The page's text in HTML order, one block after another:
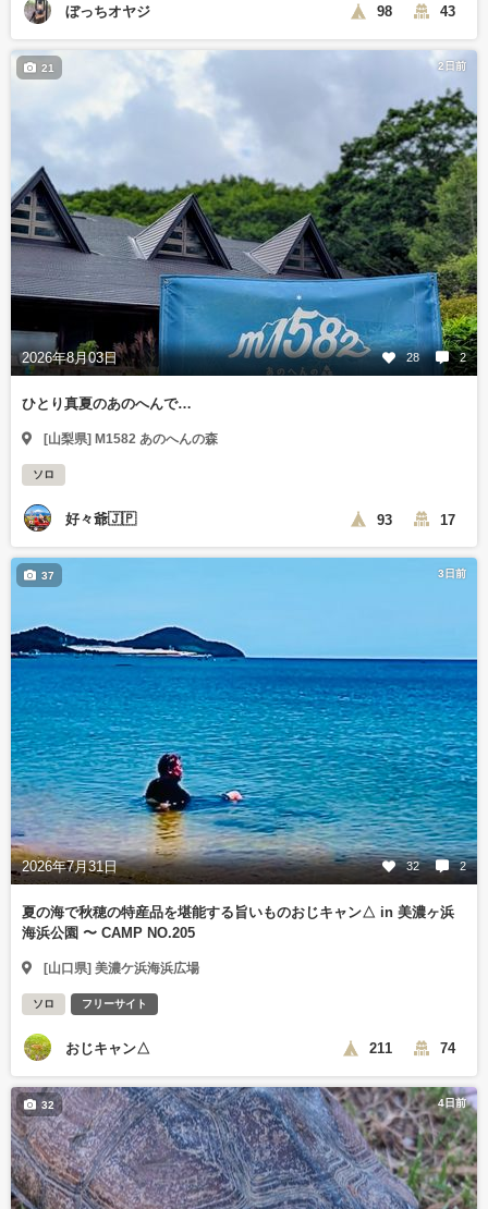
ぼっちオヤジ 98 43
2日前
2026年8月03日 28 2
21
ひとり真夏のあのへんで…
[山梨県] M1582 あのへんの森
ソロ
好々爺🇯🇵 93 17
3日前
2026年7月31日 32 2
37
夏の海で秋穂の特産品を堪能する旨いものおじキャン△ in 美濃ヶ浜
海浜公園 〜 CAMP NO.205
[山口県] 美濃ケ浜海浜広場
ソロ フリーサイト
おじキャン△ 211 74
4日前
32